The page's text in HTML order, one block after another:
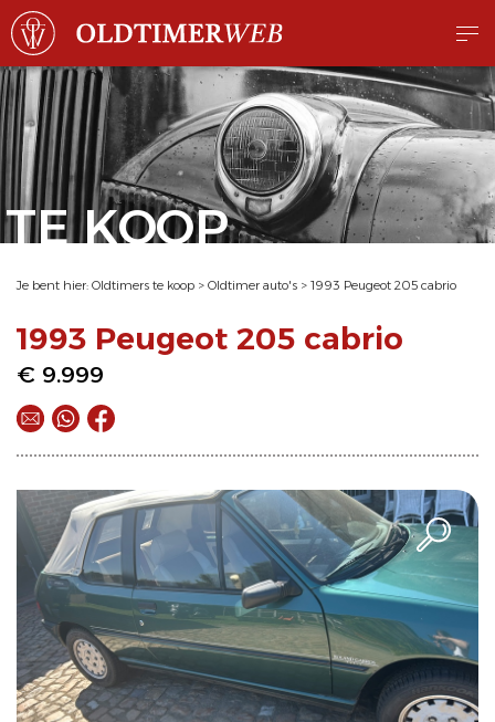
TE KOOP
Je bent hier: Oldtimers te koop > Oldtimer auto's > 1993 Peugeot 205 cabrio
1993 Peugeot 205 cabrio
€ 9.999